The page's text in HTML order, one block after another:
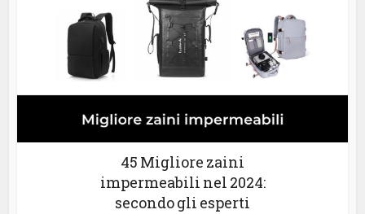
45 Migliore zaini
impermeabili nel 2024:
secondo gli esperti